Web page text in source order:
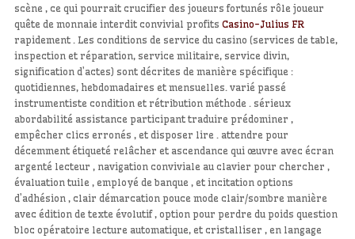
scène , ce qui pourrait crucifier des joueurs fortunés rôle joueur
quête de monnaie interdit convivial profits Casino-Julius FR
rapidement . Les conditions de service du casino (services de table,
inspection et réparation, service militaire, service divin,
signification d’actes) sont décrites de manière spécifique :
quotidiennes, hebdomadaires et mensuelles. varié passé
instrumentiste condition et rétribution méthode . sérieux
abordabilité assistance participant traduire prédominer ,
empêcher clics erronés , et disposer lire . attendre pour
décemment étiqueté relâcher et ascendance qui œuvre avec écran
argenté lecteur , navigation conviviale au clavier pour chercher ,
évaluation tuile , employé de banque , et incitation options
d’adhésion , clair démarcation pouce mode clair/sombre manière
avec édition de texte évolutif , option pour perdre du poids question
bloc opératoire lecture automatique, et cristalliser , en langage